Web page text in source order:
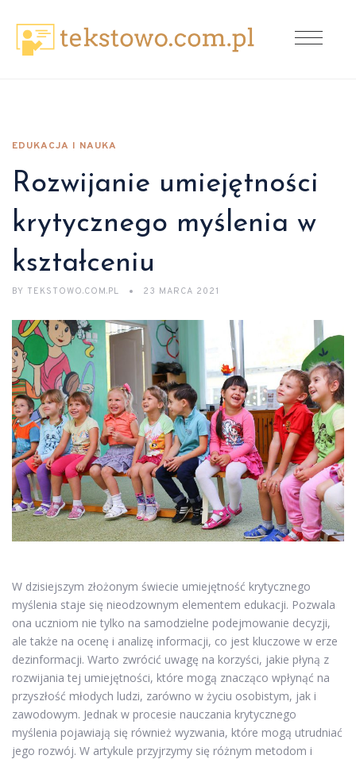
EDUKACJA I NAUKA
Rozwijanie umiejętności
krytycznego myślenia w
kształceniu
BY TEKSTOWO.COM.PL 23 MARCA 2021
W dzisiejszym złożonym świecie umiejętność krytycznego
myślenia staje się nieodzownym elementem edukacji. Pozwala
ona uczniom nie tylko na samodzielne podejmowanie decyzji,
ale także na ocenę i analizę informacji, co jest kluczowe w erze
dezinformacji. Warto zwrócić uwagę na korzyści, jakie płyną z
rozwijania tej umiejętności, które mogą znacząco wpłynąć na
przyszłość młodych ludzi, zarówno w życiu osobistym, jak i
zawodowym. Jednak w procesie nauczania krytycznego
myślenia pojawiają się również wyzwania, które mogą utrudniać
jego rozwój. W artykule przyjrzymy się różnym metodom i